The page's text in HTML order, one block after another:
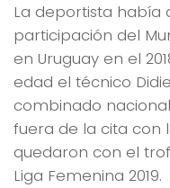
La deportista había
participación del
en Uruguay en el
edad el técnico
combinado
fuera de la cita con
quedaron con el
Liga Femenina 2019.